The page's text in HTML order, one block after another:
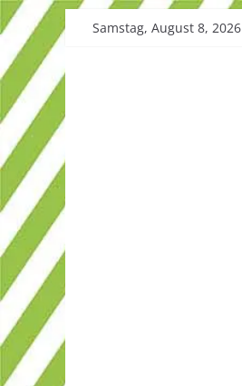
content
Samstag, August 8, 2026